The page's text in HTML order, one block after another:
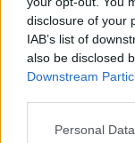
disclosure of your
IAB’s list of
also be disclosed
Downstream
Personal